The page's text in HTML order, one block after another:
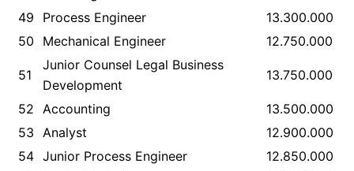
49
Process Engineer
13.300.000
50
Mechanical Engineer 12.750.000
51
Junior Counsel Legal Business
Development
13.750.000
52 Accounting
13.500.000
53 Analyst
12.900.000
54 Junior Process Engineer
12.850.000